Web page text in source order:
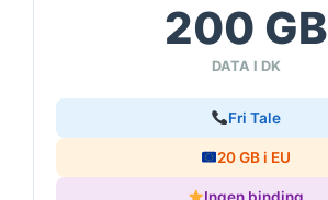
200 GB
DATA I DK
Fri Tale
20 GB i EU